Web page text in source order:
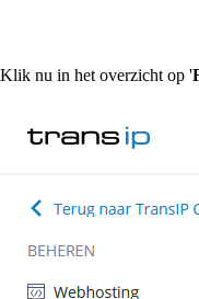
Klik nu in het overzicht op '